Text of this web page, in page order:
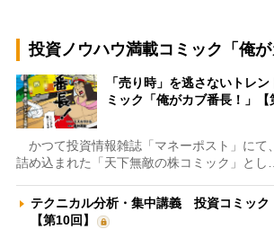
投資ノウハウ満載コミック「俺が
「売り時」を逃さないトレ
ミック「俺がカブ番長！」【
かつて投資情報雑誌「マネーポスト」にて
詰め込まれた「天下無敵の株コミック」とし…
テクニカル分析・集中講義 投資コミック
【第10回】